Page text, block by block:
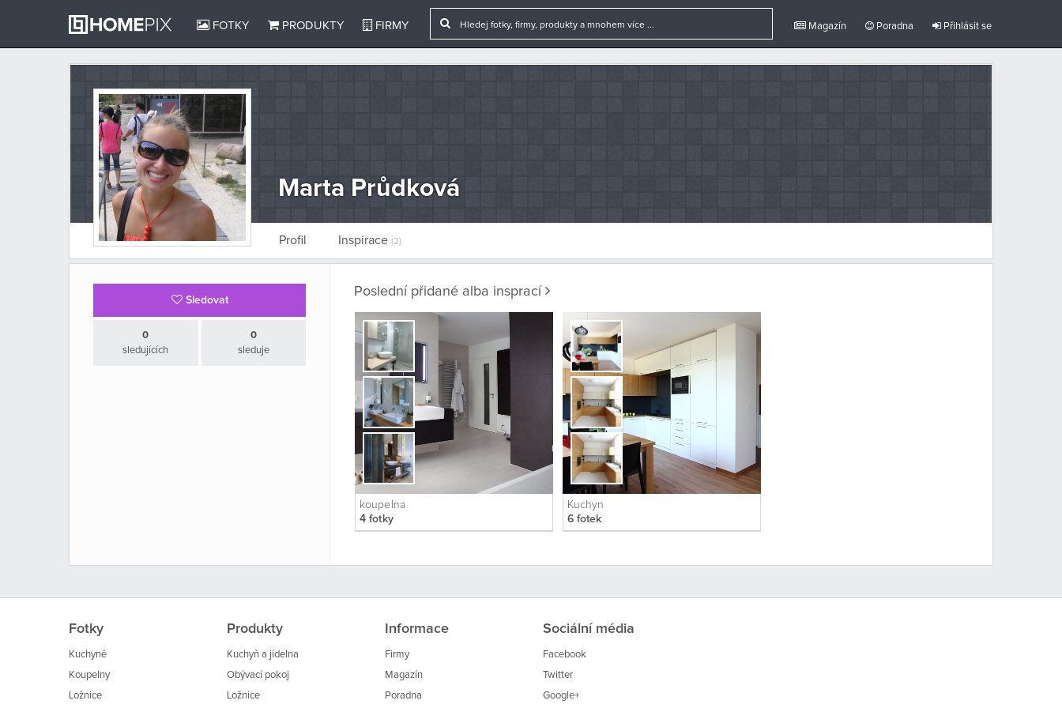
FOTKY PRODUKTY FIRMY Magazín Poradna Přihlásit se
Marta Průdková
Profil Inspirace (2)
Sledovat
0
sledujících
0
sleduje
Poslední přidané alba insprací
koupelna
4 fotky
Kuchyn
6 fotek
Fotky
Kuchyně
Koupelny
Ložnice
Produkty
Kuchyň a jídelna
Obývací pokoj
Ložnice
Informace
Firmy
Magazín
Poradna
Sociální média
Facebook
Twitter
Google+